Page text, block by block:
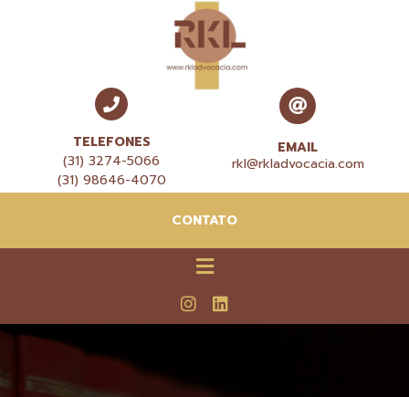
TELEFONES
(31) 3274-5066
(31) 98646-4070
EMAIL
rkl@rkladvocacia.com
CONTATO